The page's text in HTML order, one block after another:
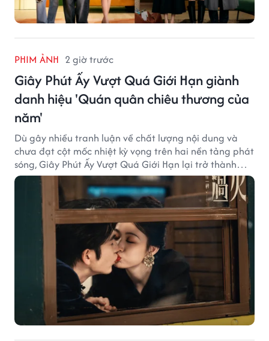
PHIM ẢNH 2 giờ trước
Giây Phút Ấy Vượt Quá Giới Hạn giành
danh hiệu 'Quán quân chiêu thương của
năm'
Dù gây nhiều tranh luận về chất lượng nội dung và
chưa đạt cột mốc nhiệt kỳ vọng trên hai nền tảng phát
sóng, Giây Phút Ấy Vượt Quá Giới Hạn lại trở thành
hiện tượng ở khía cạnh thương mại.